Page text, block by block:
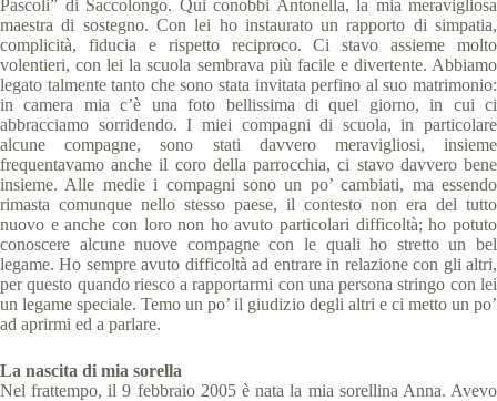
Pascoli” di Saccolongo. Qui conobbi Antonella, la mia meravigliosa
maestra di sostegno. Con lei ho instaurato un rapporto di simpatia,
complicità, fiducia e rispetto reciproco. Ci stavo assieme molto
volentieri, con lei la scuola sembrava più facile e divertente. Abbiamo
legato talmente tanto che sono stata invitata perfino al suo matrimonio:
in camera mia c’è una foto bellissima di quel giorno, in cui ci
abbracciamo sorridendo. I miei compagni di scuola, in particolare
alcune compagne, sono stati davvero meravigliosi, insieme
frequentavamo anche il coro della parrocchia, ci stavo davvero bene
insieme. Alle medie i compagni sono un po’ cambiati, ma essendo
rimasta comunque nello stesso paese, il contesto non era del tutto
nuovo e anche con loro non ho avuto particolari difficoltà; ho potuto
conoscere alcune nuove compagne con le quali ho stretto un bel
legame. Ho sempre avuto difficoltà ad entrare in relazione con gli altri,
per questo quando riesco a rapportarmi con una persona stringo con lei
un legame speciale. Temo un po’ il giudizio degli altri e ci metto un po’
ad aprirmi ed a parlare.
La nascita di mia sorella
Nel frattempo, il 9 febbraio 2005 è nata la mia sorellina Anna. Avevo